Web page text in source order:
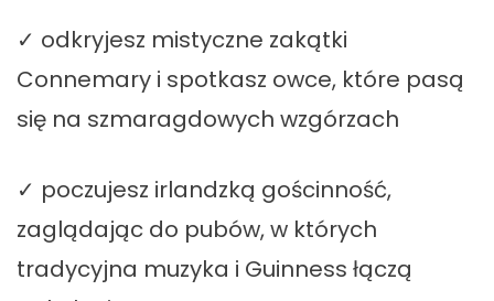
✓ odkryjesz mistyczne zakątki
Connemary i spotkasz owce, które pasą
się na szmaragdowych wzgórzach
✓ poczujesz irlandzką gościnność,
zaglądając do pubów, w których
tradycyjna muzyka i Guinness łączą